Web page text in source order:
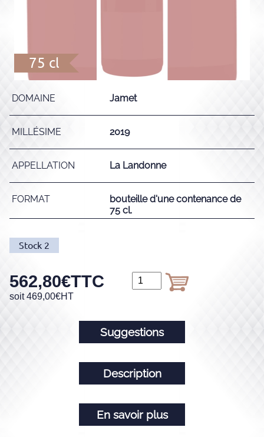
75 cl
DOMAINE Jamet
MILLÉSIME 2019
APPELLATION La Landonne
FORMAT
bouteille d'une contenance de
75 cl.
Stock 2
562,80€TTC
soit 469,00€HT
Suggestions
Description
En savoir plus